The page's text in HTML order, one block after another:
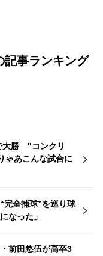
記事ランキング
大勝 "コンクリ
ゃあこんな試合に
完全捕球”を巡り球
なった」
前田悠伍が高卒3